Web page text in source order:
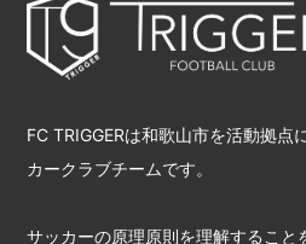
FC TRIGGERは和歌山市を活動拠点
カークラブチームです。
サッカーの原理原則を理解すること